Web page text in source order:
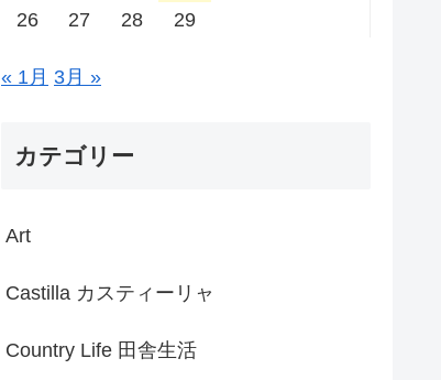
26
27 28 29
« 1月 3月 »
カテゴリー
Art
Castilla カスティーリャ
Country Life 田舎生活